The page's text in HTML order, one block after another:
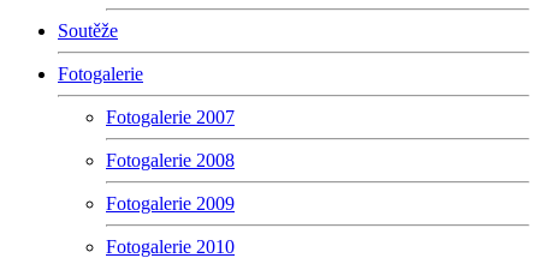
Soutěže
Fotogalerie
Fotogalerie 2007
Fotogalerie 2008
Fotogalerie 2009
Fotogalerie 2010